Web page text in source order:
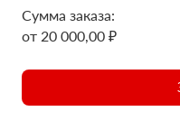
Сумма заказа:
от 20 000,00 ₽